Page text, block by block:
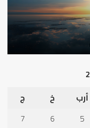
أرب خ
ج
5
6
7